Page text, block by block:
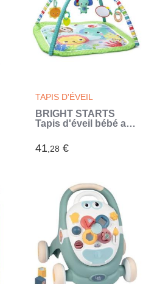
TAPIS D'ÉVEIL
BRIGHT STARTS
Tapis d'éveil bébé au
Jungle Vert- arche
avec jouets
(Multicouleur)
41,28 €